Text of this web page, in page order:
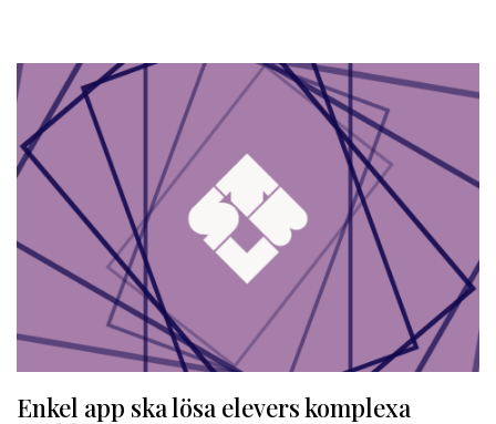
Enkel app ska lösa elevers komplexa